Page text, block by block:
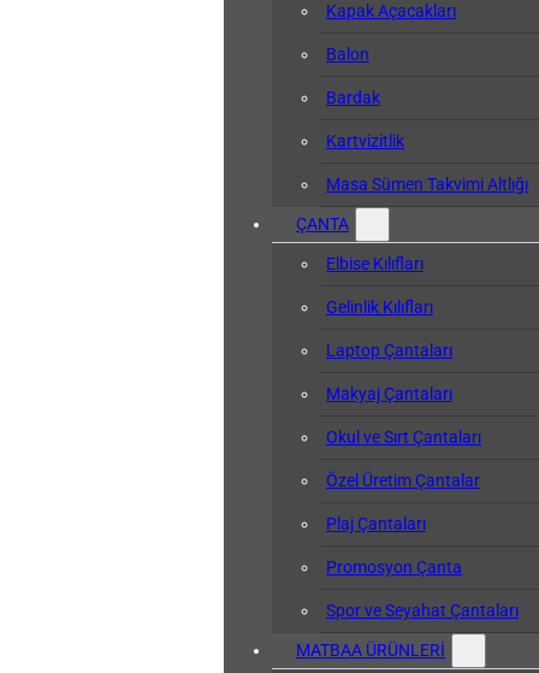
Kapak Açacakları
Balon
Bardak
Kartvizitlik
Masa Sümen Takvimi Altlığı
ÇANTA
Elbise Kılıfları
Gelinlik Kılıfları
Laptop Çantaları
Makyaj Çantaları
Okul ve Sırt Çantaları
Özel Üretim Çantalar
Plaj Çantaları
Promosyon Çanta
Spor ve Seyahat Çantaları
MATBAA ÜRÜNLERİ